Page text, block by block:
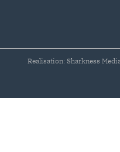
Realisation: Sharkness